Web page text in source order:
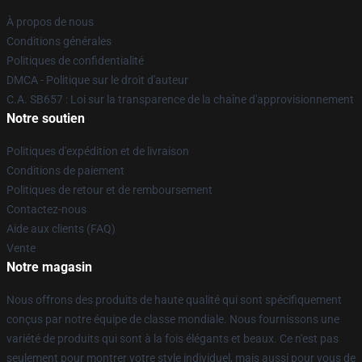
À propos de nous
Conditions générales
Politiques de confidentialité
DMCA - Politique sur le droit d'auteur
C.A. SB657 : Loi sur la transparence de la chaîne d'approvisionnement
Notre soutien
Politiques d'expédition et de livraison
Conditions de paiement
Politiques de retour et de remboursement
Contactez-nous
Aide aux clients (FAQ)
Vente
Notre magasin
Nous offrons des produits de haute qualité qui sont spécifiquement
conçus par notre équipe de classe mondiale. Nous fournissons une
variété de produits qui sont à la fois élégants et beaux. Ce n'est pas
seulement pour montrer votre style individuel, mais aussi pour vous de